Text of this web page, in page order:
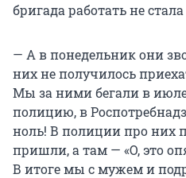
бригада работать не
— А в понедельник они
них не получилось
Мы за ними бегали в
полицию, в
ноль! В полиции про них
пришли, а там — «О, это
В итоге мы с мужем и